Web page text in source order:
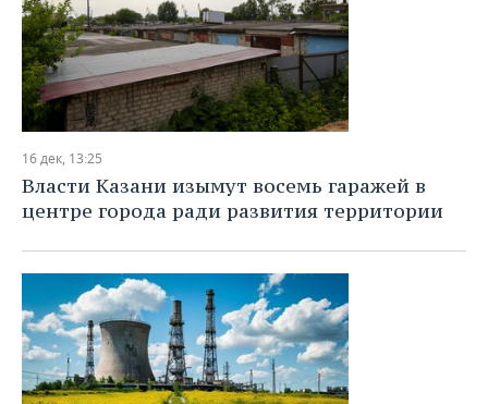
16 дек, 13:25
Власти Казани изымут восемь гаражей в
центре города ради развития территории